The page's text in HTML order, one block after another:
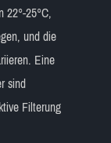
25°C,
und die
Eine
sind
Filterung